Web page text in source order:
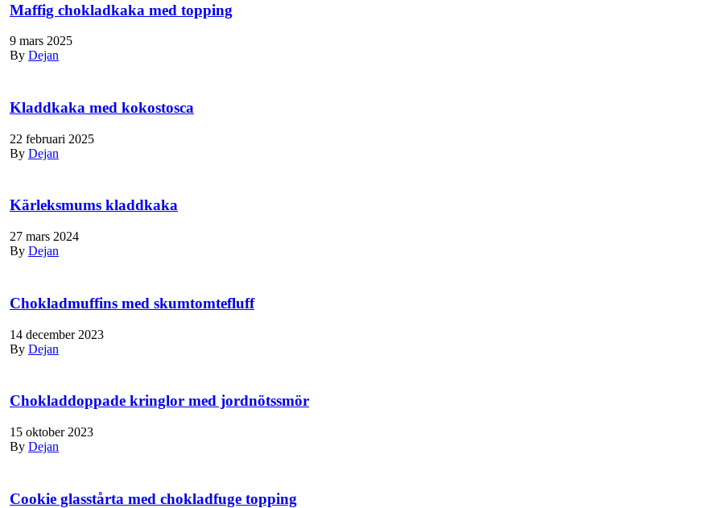
Maffig chokladkaka med topping
9 mars 2025
By Dejan
Kladdkaka med kokostosca
22 februari 2025
By Dejan
Kärleksmums kladdkaka
27 mars 2024
By Dejan
Chokladmuffins med skumtomtefluff
14 december 2023
By Dejan
Chokladdoppade kringlor med jordnötssmör
15 oktober 2023
By Dejan
Cookie glasstårta med chokladfuge topping